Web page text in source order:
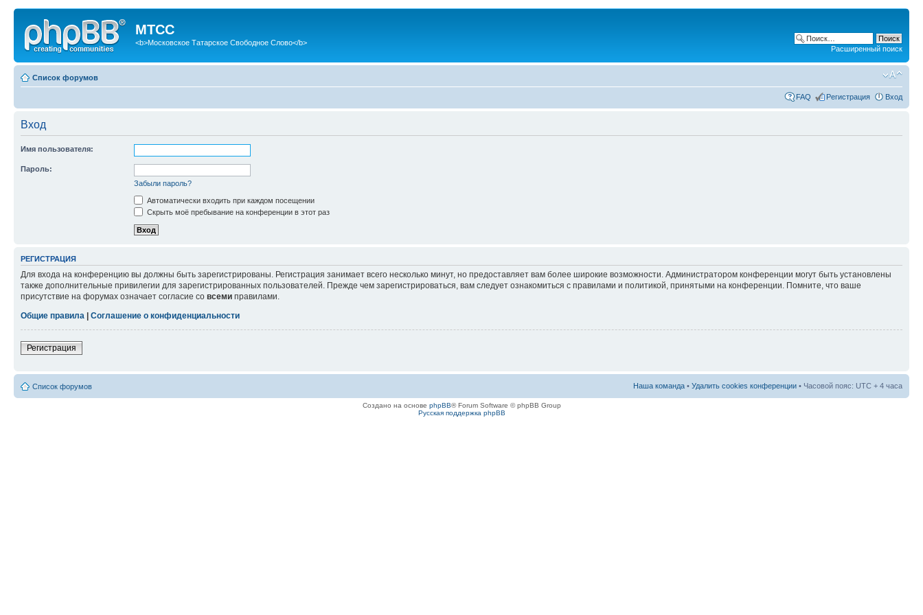
МТСС
<b>Московское Татарское Свободное Слово</b>
Расширенный поиск
Список форумов
FAQ Регистрация Вход
Вход
Имя пользователя:
Пароль:
Забыли пароль?
Автоматически входить при каждом посещении
Скрыть моё пребывание на конференции в этот раз
РЕГИСТРАЦИЯ
Для входа на конференцию вы должны быть зарегистрированы. Регистрация занимает всего несколько минут, но предоставляет вам более широкие возможности. Администратором конференции могут быть установлены
также дополнительные привилегии для зарегистрированных пользователей. Прежде чем зарегистрироваться, вам следует ознакомиться с правилами и политикой, принятыми на конференции. Помните, что ваше
присутствие на форумах означает согласие со всеми правилами.
Общие правила
Соглашение о конфиденциальности
Регистрация
Список форумов Наша команда • Удалить cookies конференции • Часовой пояс: UTC + 4 часа
Создано на основе phpBB® Forum Software © phpBB Group
Русская поддержка phpBB